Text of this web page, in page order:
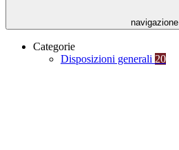
navigazione
Categorie
Disposizioni generali 20